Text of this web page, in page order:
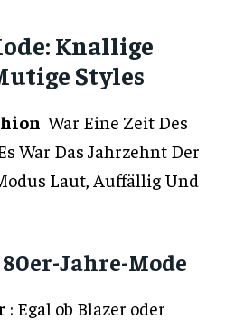
Knallige
Styles
War Eine Zeit Des
War Das Jahrzehnt Der
Laut, Auffällig Und
Jahre-Mode
: Egal ob Blazer oder